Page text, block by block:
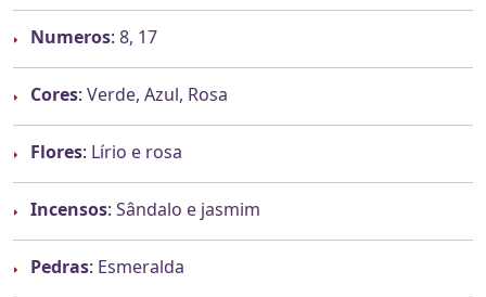
Numeros: 8, 17
Cores: Verde, Azul, Rosa
Flores: Lírio e rosa
Incensos: Sândalo e jasmim
Pedras: Esmeralda